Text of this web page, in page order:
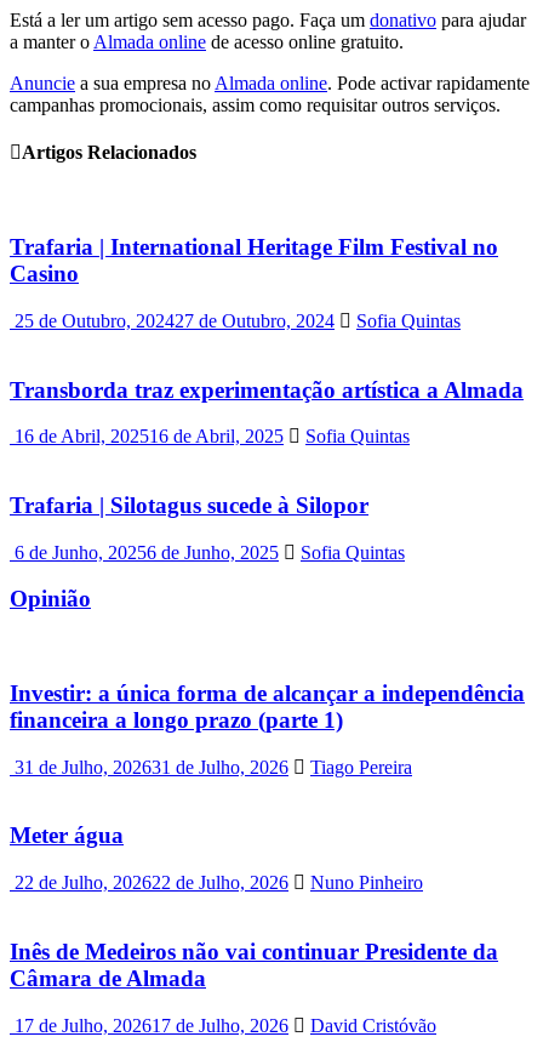
Está a ler um artigo sem acesso pago. Faça um donativo para ajudar
a manter o Almada online de acesso online gratuito.
Anuncie a sua empresa no Almada online. Pode activar rapidamente
campanhas promocionais, assim como requisitar outros serviços.
Artigos Relacionados
Trafaria | International Heritage Film Festival no
Casino
25 de Outubro, 202427 de Outubro, 2024 Sofia Quintas
Transborda traz experimentação artística a Almada
16 de Abril, 202516 de Abril, 2025 Sofia Quintas
Trafaria | Silotagus sucede à Silopor
6 de Junho, 20256 de Junho, 2025 Sofia Quintas
Opinião
Investir: a única forma de alcançar a independência
financeira a longo prazo (parte 1)
31 de Julho, 202631 de Julho, 2026 Tiago Pereira
Meter água
22 de Julho, 202622 de Julho, 2026 Nuno Pinheiro
Inês de Medeiros não vai continuar Presidente da
Câmara de Almada
17 de Julho, 202617 de Julho, 2026 David Cristóvão